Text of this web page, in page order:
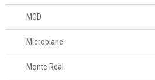
MCD
Microplane
Monte Real